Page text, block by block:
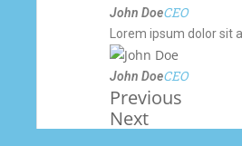
John DoeCEO
Lorem ipsum dolor
John DoeCEO
Previous
Next